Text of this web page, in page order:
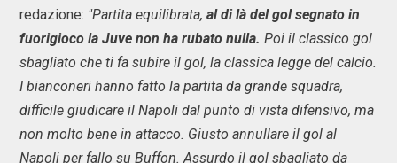
redazione: "Partita equilibrata, al di là del gol segnato in
fuorigioco la Juve non ha rubato nulla. Poi il classico gol
sbagliato che ti fa subire il gol, la classica legge del calcio.
I bianconeri hanno fatto la partita da grande squadra,
difficile giudicare il Napoli dal punto di vista difensivo, ma
non molto bene in attacco. Giusto annullare il gol al
Napoli per fallo su Buffon. Assurdo il gol sbagliato da